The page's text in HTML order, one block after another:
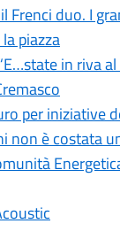
Frenci duo. I
piazza
in riva
per
non è costata